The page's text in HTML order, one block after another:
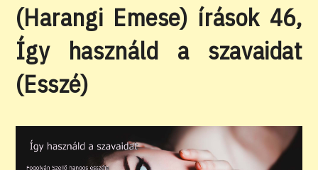
(Harangi Emese) írások 46,
Így használd a szavaidat
(Esszé)